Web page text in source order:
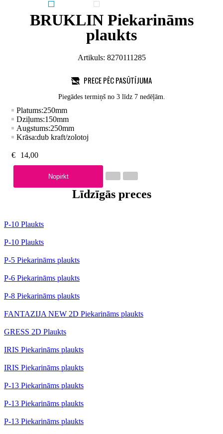
BRUKLIN Piekarināms
plaukts
Artikuls: 8270111285
PRECE PĒC PASŪTĪJUMA
Piegādes termiņš no 3 līdz 7 nedēļām.
Platums:250mm
Dziļums:150mm
Augstums:250mm
Krāsa:dub kraft/zolotoj
€ 14,00
Nopirkt
Līdzīgās preces
P-10 Plaukts
P-10 Plaukts
P-5 Piekarināms plaukts
P-6 Piekarināms plaukts
P-8 Piekarināms plaukts
FANTAZIJA NEW 2D Piekarināms plaukts
GRESS 2D Plaukts
IRIS Piekarināms plaukts
IRIS Piekarināms plaukts
P-13 Piekarināms plaukts
P-13 Piekarināms plaukts
P-13 Piekarināms plaukts